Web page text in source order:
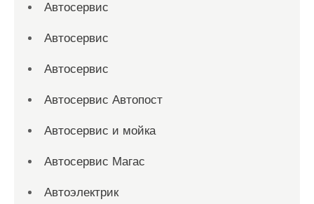
Автосервис
Автосервис
Автосервис
Автосервис Автопост
Автосервис и мойка
Автосервис Магас
Автоэлектрик